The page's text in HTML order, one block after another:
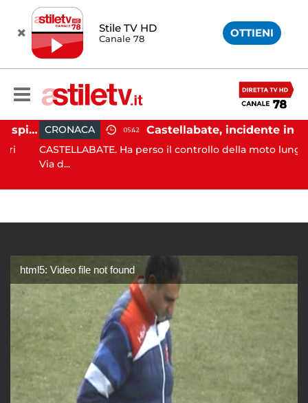
Stile TV HD
Canale 78 OTTIENI
Ischia, pusher sorpreso in spiaggia da carabinieri in Vespa CRONACA 05:42
CASTELLABATE. Ha perso il controllo della moto lungo la
Via d...
html5: Video file not found